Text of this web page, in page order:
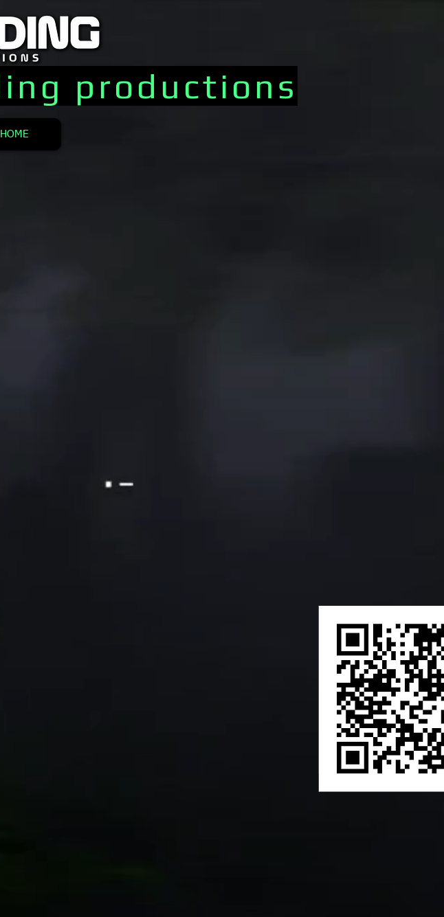
productions